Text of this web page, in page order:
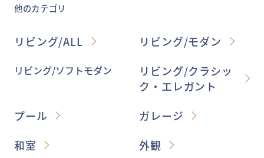
他のカテゴリ
リビング/ALL リビング/モダン
リビング/ソフトモダン
リビング/クラシッ
ク・エレガント
プール
ガレージ
和室
外観